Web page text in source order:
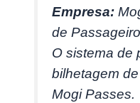
Empresa:
de
O sistema de
bilhetagem
Mogi Passes.